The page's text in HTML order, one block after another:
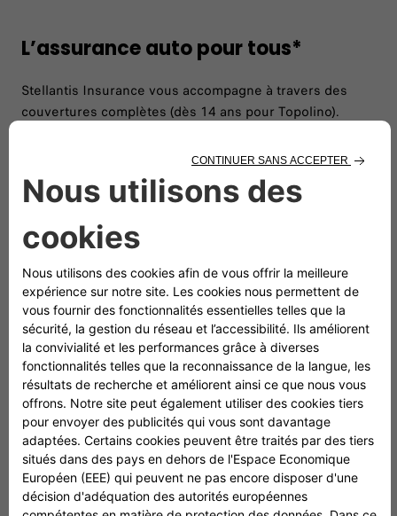
L’assurance auto pour tous*
Stellantis Insurance vous accompagne à travers des
couvertures complètes (dès 14 ans pour Topolino).​
conducteur ainsi que d'avantages exclusifs : ​
Expertise réseau FIAT (réparation garantie avec
​Assistance 0 km, 24h/24 – 7j/7 ;
​Prêt véhicule de remplacement ;
Franchise dommage réduite à 0 € après 3 ans. ​
Explorez nos offres dès maintenant et prenez la route
en toute confiance.
DEMANDER UN DEVIS